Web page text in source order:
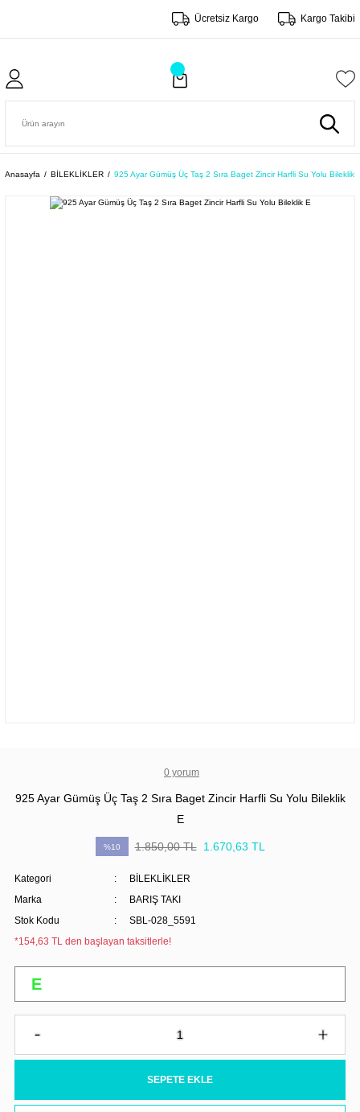
Ücretsiz Kargo Kargo Takibi
Anasayfa BİLEKLİKLER 925 Ayar Gümüş Üç Taş 2 Sıra Baget Zincir Harfli Su Yolu Bileklik
0 yorum
925 Ayar Gümüş Üç Taş 2 Sıra Baget Zincir Harfli Su Yolu Bileklik
E
%10 1.850,00 TL 1.670,63 TL
Kategori
BİLEKLİKLER
Marka
BARIŞ TAKI
Stok Kodu
SBL-028_5591
*154,63 TL den başlayan taksitlerle!
SEPETE EKLE